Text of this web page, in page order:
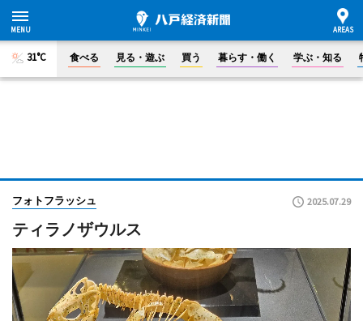
31°C 食べる 見る・遊ぶ 買う 暮らす・働く 学ぶ・知る
フォトフラッシュ 2025.07.29
ティラノザウルス